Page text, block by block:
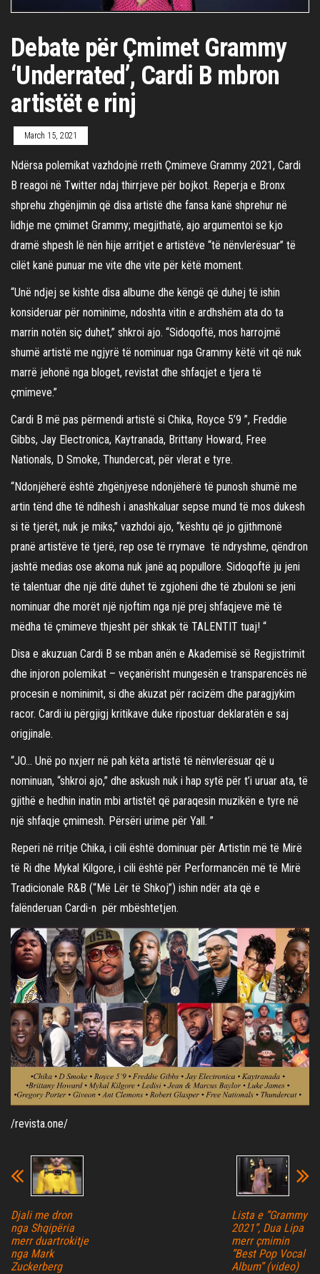
Debate për Çmimet Grammy
‘Underrated’, Cardi B mbron
artistët e rinj
March 15, 2021
Ndërsa polemikat vazhdojnë rreth Çmimeve Grammy 2021, Cardi
B reagoi në Twitter ndaj thirrjeve për bojkot. Reperja e Bronx
shprehu zhgënjimin që disa artistë dhe fansa kanë shprehur në
lidhje me çmimet Grammy; megjithatë, ajo argumentoi se kjo
dramë shpesh lë nën hije arritjet e artistëve “të nënvlerësuar” të
cilët kanë punuar me vite dhe vite për këtë moment.
“Unë ndjej se kishte disa albume dhe këngë që duhej të ishin
konsideruar për nominime, ndoshta vitin e ardhshëm ata do ta
marrin notën siç duhet,” shkroi ajo. “Sidoqoftë, mos harrojmë
shumë artistë me ngjyrë të nominuar nga Grammy këtë vit që nuk
marrë jehonë nga bloget, revistat dhe shfaqjet e tjera të
çmimeve.”
Cardi B më pas përmendi artistë si Chika, Royce 5’9 ”, Freddie
Gibbs, Jay Electronica, Kaytranada, Brittany Howard, Free
Nationals, D Smoke, Thundercat, për vlerat e tyre.
“Ndonjëherë është zhgënjyese ndonjëherë të punosh shumë me
artin tënd dhe të ndihesh i anashkaluar sepse mund të mos dukesh
si të tjerët, nuk je miks,” vazhdoi ajo, “kështu që jo gjithmonë
pranë artistëve të tjerë, rep ose të rrymave të ndryshme, qëndron
jashtë medias ose akoma nuk janë aq popullore. Sidoqoftë ju jeni
të talentuar dhe një ditë duhet të zgjoheni dhe të zbuloni se jeni
nominuar dhe morët një njoftim nga një prej shfaqjeve më të
mëdha të çmimeve thjesht për shkak të TALENTIT tuaj! “
Disa e akuzuan Cardi B se mban anën e Akademisë së Regjistrimit
dhe injoron polemikat – veçanërisht mungesën e transparencës në
procesin e nominimit, si dhe akuzat për racizëm dhe paragjykim
racor. Cardi iu përgjigj kritikave duke ripostuar deklaratën e saj
origjinale.
“JO… Unë po nxjerr në pah këta artistë të nënvlerësuar që u
nominuan, “shkroi ajo,” dhe askush nuk i hap sytë për t’i uruar ata, të
gjithë e hedhin inatin mbi artistët që paraqesin muzikën e tyre në
një shfaqje çmimesh. Përsëri urime për Yall. ”
Reperi në rritje Chika, i cili është dominuar për Artistin më të Mirë
të Ri dhe Mykal Kilgore, i cili është për Performancën më të Mirë
Tradicionale R&B (“Më Lër të Shkoj”) ishin ndër ata që e
falënderuan Cardi-n për mbështetjen.
/revista.one/
Djali me dron
nga Shqipëria
merr duartrokitje
nga Mark
Zuckerberg
Lista e ”Grammy
2021”, Dua Lipa
merr çmimin
”Best Pop Vocal
Album” (video)